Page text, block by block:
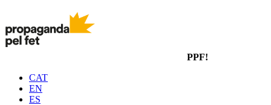
PPF!
CAT
EN
ES